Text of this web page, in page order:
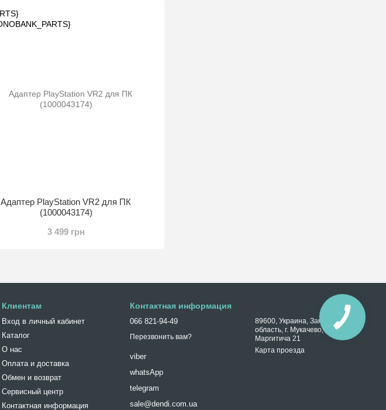
Адаптер PlayStation VR2 для ПК
(1000043174)
3 499 грн
Клиентам
Вход в личный кабинет
Каталог
О нас
Оплата и доставка
Обмен и возврат
Сервисный центр
Контактная информация
Контактная информация
066 821-94-49
Перезвонить вам?
viber
whatsApp
telegram
sale@dendi.com.ua
89600, Украина, Закарпатская
область, г. Мукачево, ул. Ивана
Маргитича 21
Карта проезда